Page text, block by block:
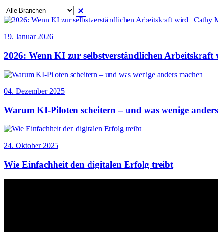
19. Januar 2026
2026: Wenn KI zur selbstverständlichen Arbeitskraft
04. Dezember 2025
Warum KI-Piloten scheitern – und was wenige
24. Oktober 2025
Wie Einfachheit den digitalen Erfolg treibt